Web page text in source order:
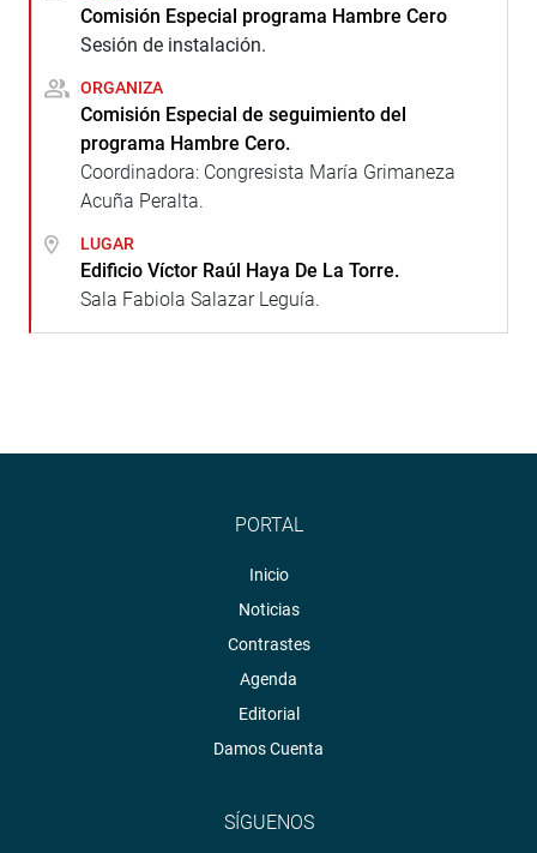
Comisión Especial programa Hambre Cero
Sesión de instalación.
ORGANIZA
Comisión Especial de seguimiento del
programa Hambre Cero.
Coordinadora: Congresista María Grimaneza
Acuña Peralta.
LUGAR
Edificio Víctor Raúl Haya De La Torre.
Sala Fabiola Salazar Leguía.
PORTAL
Inicio
Noticias
Contrastes
Agenda
Editorial
Damos Cuenta
SÍGUENOS